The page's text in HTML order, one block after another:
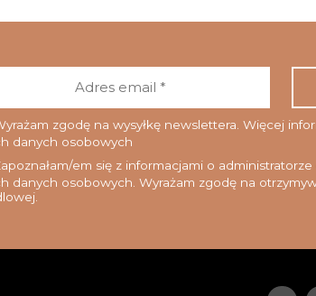
Adres
*
zgodę na wysyłkę newslettera. Więcej
danych osobowych
em się z informacjami o
danych osobowych. Wyrażam zgodę na